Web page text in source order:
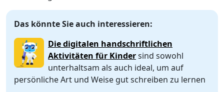
Das könnte Sie auch interessieren:
Die digitalen handschriftlichen
Aktivitäten für Kindersind sowohl
unterhaltsam als auch ideal, um auf
persönliche Art und Weise gut schreiben zu lernen